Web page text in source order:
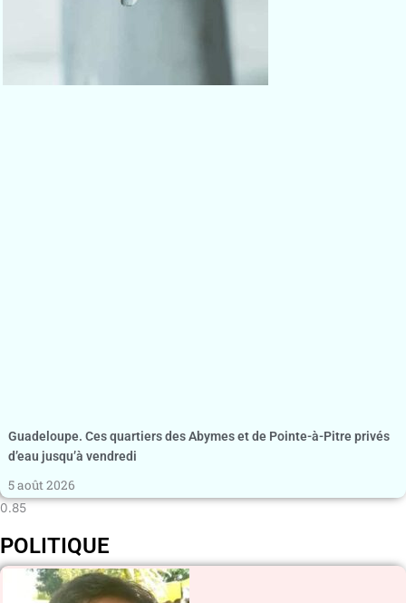
Guadeloupe. Ces quartiers des Abymes et de Pointe-à-Pitre privés
d’eau jusqu’à vendredi
5 août 2026
POLITIQUE